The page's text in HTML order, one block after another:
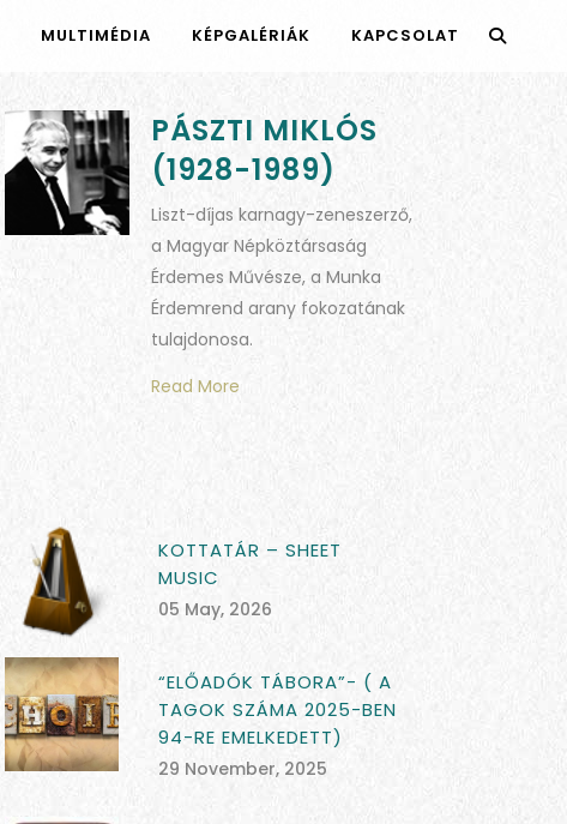
MULTIMÉDIA KÉPGALÉRIÁK KAPCSOLAT
PÁSZTI MIKLÓS
(1928-1989)
Liszt-díjas karnagy-zeneszerző,
a Magyar Népköztársaság
Érdemes Művésze, a Munka
Érdemrend arany fokozatának
tulajdonosa.
Read More
KOTTATÁR – SHEET
MUSIC
05 May, 2026
“ELŐADÓK TÁBORA”- ( A
TAGOK SZÁMA 2025-BEN
94-RE EMELKEDETT)
29 November, 2025